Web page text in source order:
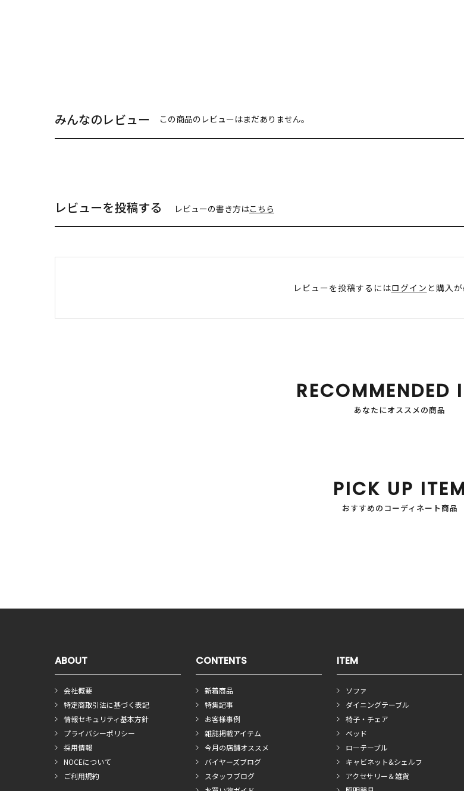
みんなのレビュー この商品のレビューはまだありません。
レビューを投稿する レビューの書き方はこちら
レビューを投稿するにはログイン と購入が
RECOMMENDED
あなたにオススメの商品
PICK UP
おすすめのコーディネート商品
ABOUT
会社概要
特定商取引法に基づく表記
情報セキュリティ基本方針
プライバシーポリシー
採用情報
NOCEについて
ご利用規約
CONTENTS
新着商品
特集記事
お客様事例
雑誌掲載アイテム
今月の店舗オススメ
バイヤーズブログ
スタッフブログ
ITEM
ソファ
ダイニングテーブル
椅子・チェア
ベッド
ローテーブル
キャビネット&シェルフ
アクセサリー＆雑貨